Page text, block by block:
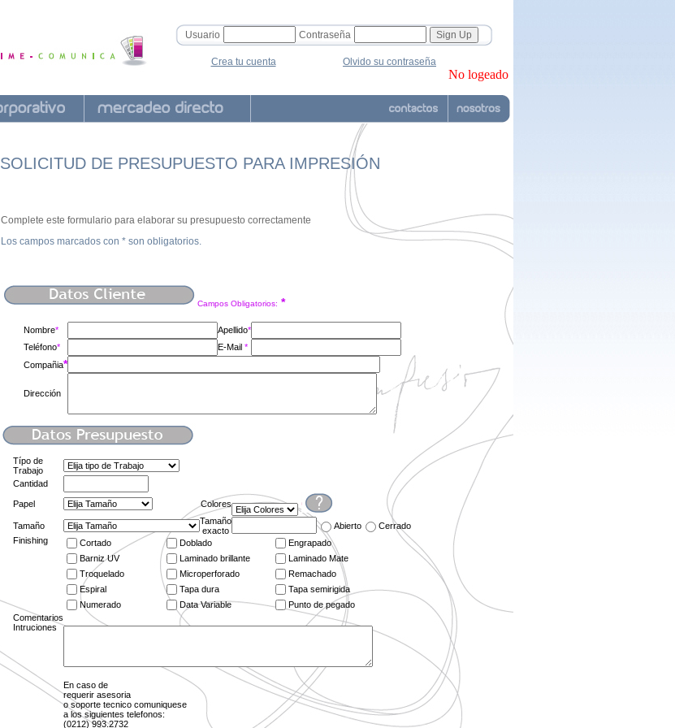
Usuario Contraseña
Crea tu cuenta Olvido su contraseña
No logeado
SOLICITUD DE PRESUPUESTO PARA IMPRESIÓN
Complete este formulario para elaborar su presupuesto correctamente
Los campos marcados con * son obligatorios.
Campos Obligatorios: *
Nombre* Apellido*
Teléfono* E-Mail*
Compañia*
Dirección
Típo de
Trabajo
Cantidad
Papel Colores
Tamaño
Tamaño
exacto
Abierto
Cerrado
Finishing
Cortado Doblado
Engrapado
Barniz UV
Laminado brillante
Laminado Mate
Troquelado
Microperforado
Remachado
Espiral
Tapa dura
Tapa semirigida
Numerado
Data Variable
Punto de pegado
Comentarios
Intruciones
En caso de
requerir asesoria
o soporte tecnico comuniquese
a los siguientes telefonos:
(0212) 993.2732